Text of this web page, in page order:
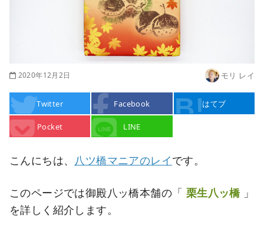
2020年12月2日 モリ レイ
Twitter Facebook はてブ
Pocket LINE
こんにちは、 八ツ橋マニアのレイです。
このページでは御殿八ッ橋本舗の「 栗生八ッ橋 」
を詳しく紹介します。